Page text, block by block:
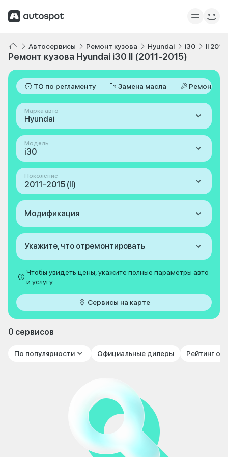
Автосервисы Ремонт кузова Hyundai i30 II
Ремонт кузова Hyundai i30 II (2011-2015)
ТО по регламенту Замена масла Ремонт
Марка авто
Hyundai
Модель
i30
Поколение
2011-2015 (II)
Модификация
Укажите, что отремонтировать
Чтобы увидеть цены, укажите полные параметры авто
и услугу
Сервисы на карте
0 сервисов
По популярности Официальные дилеры Рейтинг